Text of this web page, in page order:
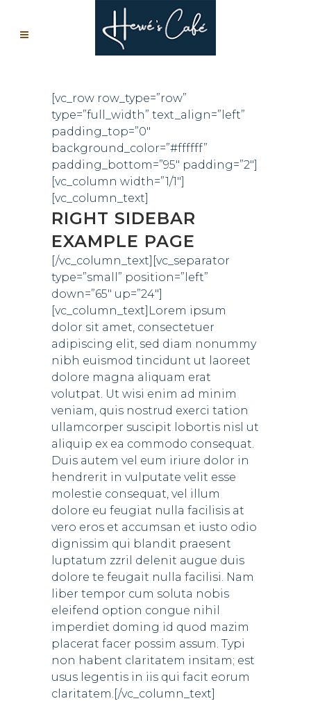
[vc_row row_type=”row”
type=”full_width” text_align=”left”
padding_top=”0″
background_color=”#ffffff”
padding_bottom=”95″ padding=”2″]
[vc_column width=”1/1″]
[vc_column_text]
RIGHT SIDEBAR
EXAMPLE PAGE
[/vc_column_text][vc_separator
type=”small” position=”left”
down=”65″ up=”24″]
[vc_column_text]Lorem ipsum
dolor sit amet, consectetuer
adipiscing elit, sed diam nonummy
nibh euismod tincidunt ut laoreet
dolore magna aliquam erat
volutpat. Ut wisi enim ad minim
veniam, quis nostrud exerci tation
ullamcorper suscipit lobortis nisl ut
aliquip ex ea commodo consequat.
Duis autem vel eum iriure dolor in
hendrerit in vulputate velit esse
molestie consequat, vel illum
dolore eu feugiat nulla facilisis at
vero eros et accumsan et iusto odio
dignissim qui blandit praesent
luptatum zzril delenit augue duis
dolore te feugait nulla facilisi. Nam
liber tempor cum soluta nobis
eleifend option congue nihil
imperdiet doming id quod mazim
placerat facer possim assum. Typi
non habent claritatem insitam; est
usus legentis in iis qui facit eorum
claritatem.[/vc_column_text]